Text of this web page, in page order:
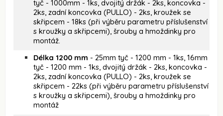
tyč - 1000mm - 1ks, dvojitý držák - 2ks, koncovka -
2ks, zadní koncovka (PULLO) - 2ks, kroužek se
skřipcem - 18ks (při výběru parametru příslušenství
s kroužky a skřipcemi), šrouby a hmoždinky pro
montáž.
Délka 1200 mm - 25mm tyč - 1200 mm - 1ks, 16mm
tyč - 1200 mm - 1ks, dvojitý držák - 2ks, koncovka -
2ks, zadní koncovka (PULLO) - 2ks, kroužek se
skřipcem - 22ks (při výběru parametru příslušenství
s kroužky a skřipcemi), šrouby a hmoždinky pro
montáž